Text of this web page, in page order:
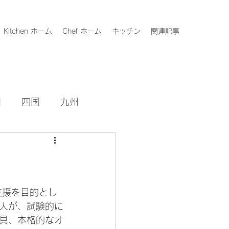
Kitchen ホーム Chef ホーム キッチン 関連記事
四国 九州
を目的とし
が、試験的に
、本格的なオ